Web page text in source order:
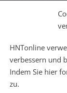
HNTonline
verbessern und
Indem Sie hier
zu.
Mo + Mi 16:00 –
Mo – Fr 08:00 –
Sa + So 10:00 –